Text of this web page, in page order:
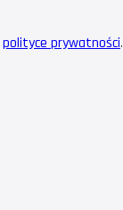
polityce prywatności.